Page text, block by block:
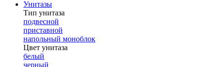
Унитазы
Тип унитаза
подвесной
приставной
напольный моноблок
Цвет унитаза
белый
черный